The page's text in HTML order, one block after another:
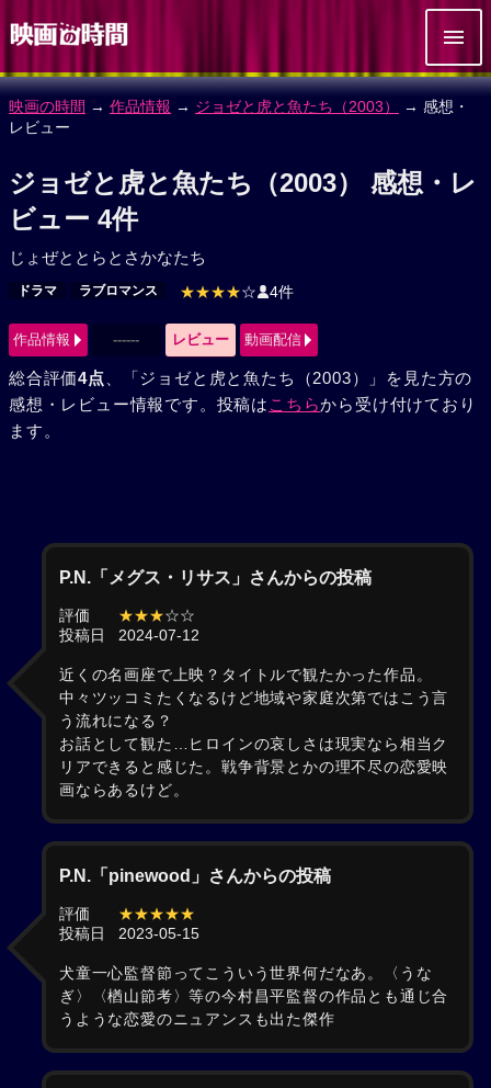
映画の時間 → 作品情報 → ジョゼと虎と魚たち（2003）
→ 感想・
レビュー
ジョゼと虎と魚たち（2003） 感想・レ
ビュー 4件
じょぜととらとさかなたち
ドラマ ラブロマンス ★★★★☆ 4件
作品情報 ------ レビュー 動画配信
総合評価4点 、「ジョゼと虎と魚たち（2003）」を見た方の
感想・レビュー情報です。投稿は こちらから受け付けており
ます。
P.N.「メグス・リサス」さんからの投稿
評価 ★★★☆☆
投稿日
2024-07-12
近くの名画座で上映？タイトルで観たかった作品。
中々ツッコミたくなるけど地域や家庭次第ではこう言
う流れになる？
お話として観た…ヒロインの哀しさは現実なら相当ク
リアできると感じた。戦争背景とかの理不尽の恋愛映
画ならあるけど。
P.N.「pinewood」さんからの投稿
評価
★★★★★
投稿日
2023-05-15
犬童一心監督節ってこういう世界何だなあ。〈うな
ぎ〉〈楢山節考〉等の今村昌平監督の作品とも通じ合
うような恋愛のニュアンスも出た傑作